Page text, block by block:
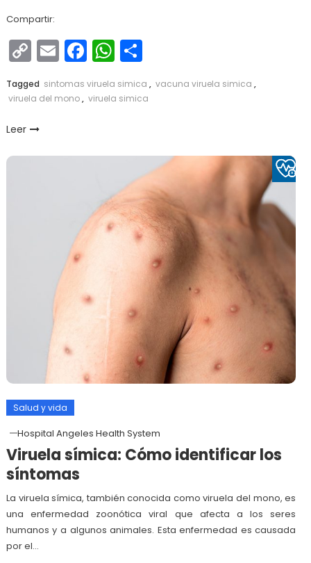
Compartir:
Copy
Link
EmailFacebook
WhatsApp
Compartir
Tagged sintomas viruela simica , vacuna viruela simica ,
viruela del mono, viruela simica
Leer
Salud y vida
Hospital Angeles Health System
Viruela símica: Cómo identificar los
síntomas
La viruela símica, también conocida como viruela del mono, es
una enfermedad zoonótica viral que afecta a los seres
humanos y a algunos animales. Esta enfermedad es causada
por el…